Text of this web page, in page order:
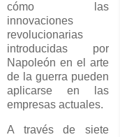
cómo las
innovaciones
revolucionarias
introducidas por
Napoleón en el arte
de la guerra pueden
aplicarse en las
empresas actuales.
A través de siete